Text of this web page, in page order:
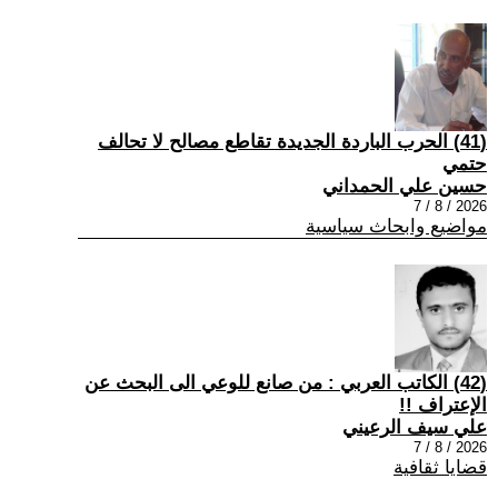
(41) الحرب الباردة الجديدة تقاطع مصالح لا تحالف
حتمي
حسين علي الحمداني
2026 / 8 / 7
مواضيع وابحاث سياسية
(42) الكاتب العربي : من صانع للوعي الى البحث عن
الإعتراف !!
علي سيف الرعيني
2026 / 8 / 7
قضايا ثقافية